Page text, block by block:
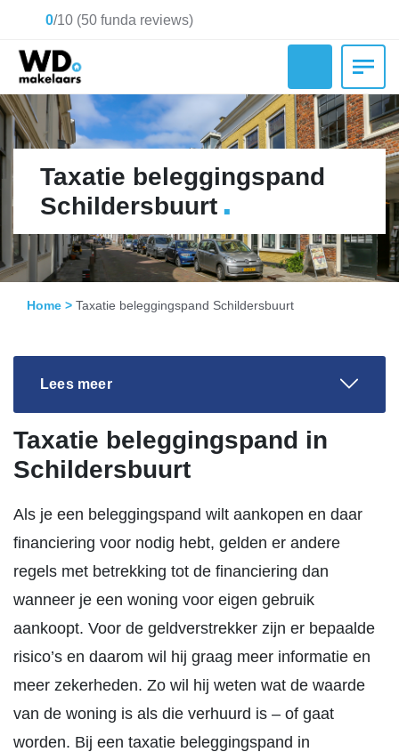
0/10 (50 funda reviews)
Taxatie beleggingspand
Schildersbuurt .
Home > Taxatie beleggingspand Schildersbuurt
Lees meer
Taxatie beleggingspand in
Schildersbuurt
Als je een beleggingspand wilt aankopen en daar
financiering voor nodig hebt, gelden er andere
regels met betrekking tot de financiering dan
wanneer je een woning voor eigen gebruik
aankoopt. Voor de geldverstrekker zijn er bepaalde
risico’s en daarom wil hij graag meer informatie en
meer zekerheden. Zo wil hij weten wat de waarde
van de woning is als die verhuurd is – of gaat
worden. Bij een taxatie beleggingspand in